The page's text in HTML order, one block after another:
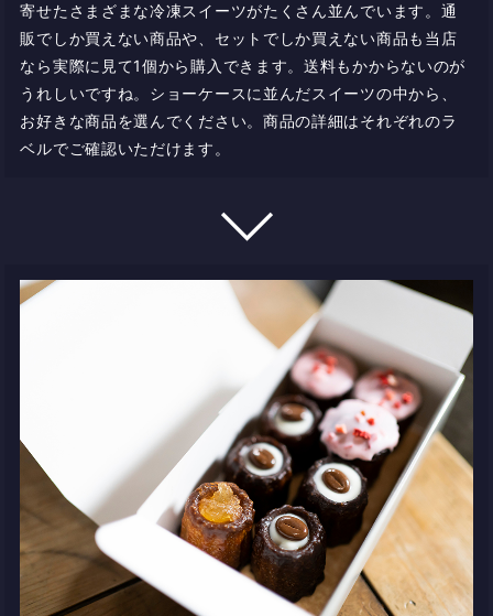
寄せたさまざまな冷凍スイーツがたくさん並んでいます。通
販でしか買えない商品や、セットでしか買えない商品も当店
なら実際に見て1個から購入できます。送料もかからないのが
うれしいですね。ショーケースに並んだスイーツの中から、
お好きな商品を選んでください。商品の詳細はそれぞれのラ
ベルでご確認いただけます。